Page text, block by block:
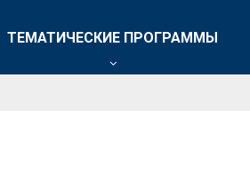
ТЕМАТИЧЕСКИЕ ПРОГРАММЫ